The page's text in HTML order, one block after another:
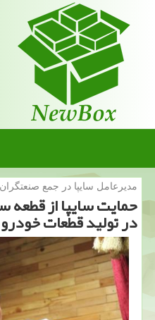
مدیرعامل سایپا در جمع
حمایت سایپا از قطعه
در تولید قطعات خودرو